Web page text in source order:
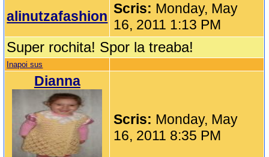
alinutzafashion Scris: Monday, May
16, 2011 1:13 PM
Super rochita! Spor la treaba!
Inapoi sus
Dianna
Scris: Monday, May
16, 2011 8:35 PM